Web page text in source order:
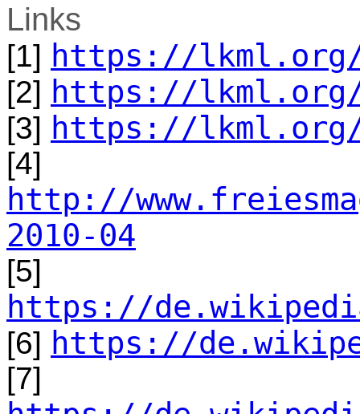
Links
[1] https://lkml.org/
[2] https://lkml.org/
[3] https://lkml.org/
[4]
http://
2010-04
[5]
https://
[6] https://
[7]